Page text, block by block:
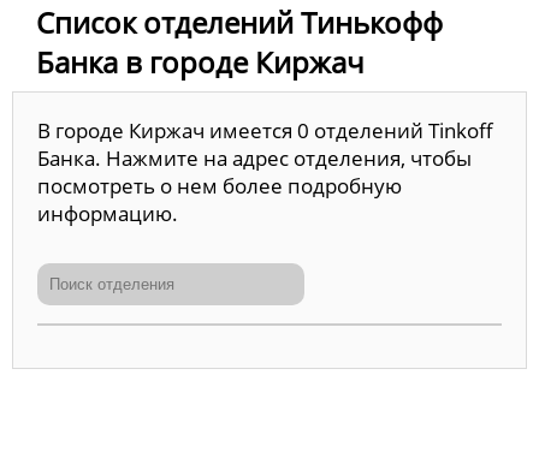
Список отделений Тинькофф
Банка в городе Киржач
В городе Киржач имеется 0 отделений Tinkoff
Банка. Нажмите на адрес отделения, чтобы
посмотреть о нем более подробную
информацию.